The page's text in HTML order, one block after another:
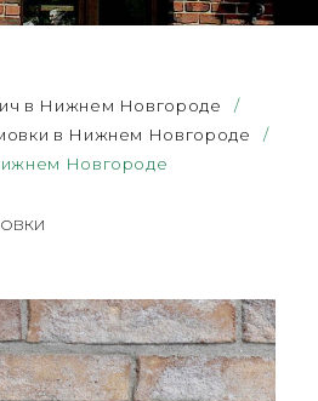
в Нижнем Новгороде
/
в Нижнем Новгороде
/
Новгороде